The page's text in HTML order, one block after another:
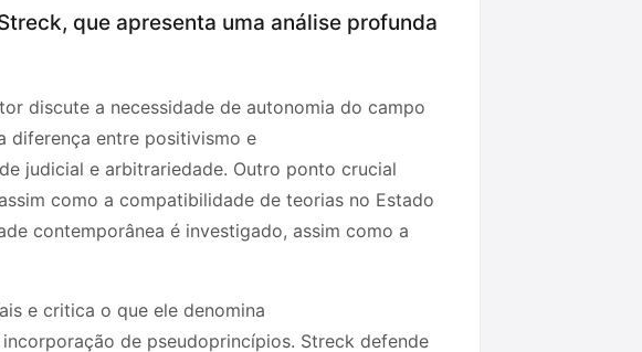
que apresenta uma análise profunda
discute a necessidade de autonomia do campo
diferença entre positivismo e
judicial e arbitrariedade. Outro ponto crucial
como a compatibilidade de teorias no Estado
contemporânea é investigado, assim como a
e critica o que ele denomina
de pseudoprincípios. Streck defende